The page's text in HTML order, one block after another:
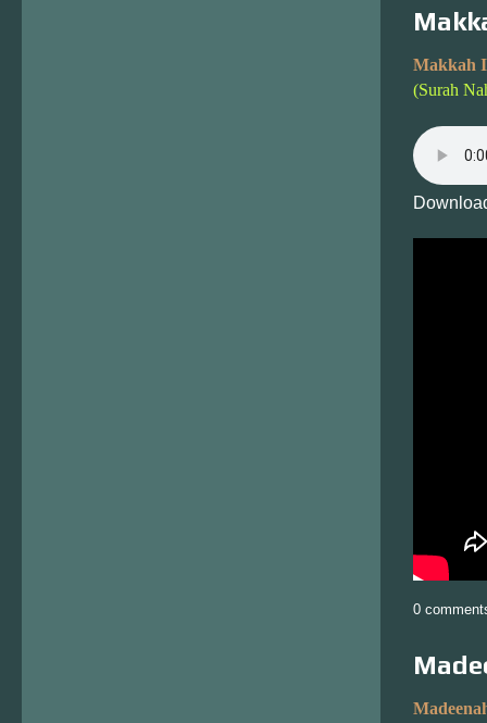
Makkah
(Surah
0